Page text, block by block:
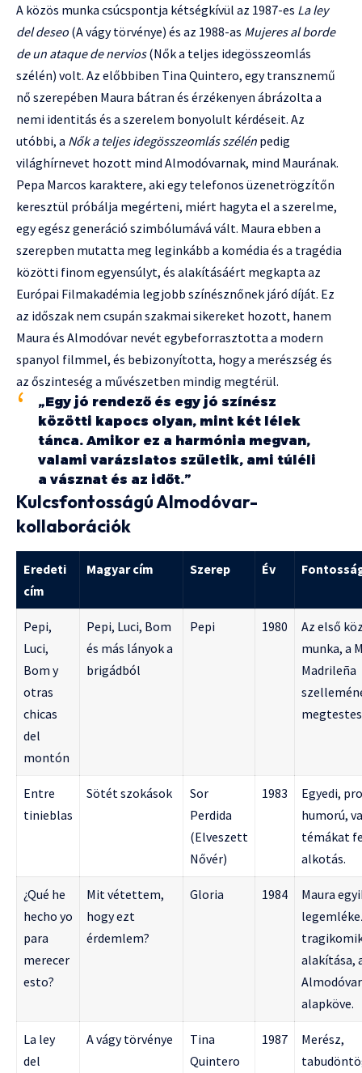
A közös munka csúcspontja kétségkívül az 1987-es La ley
del deseo (A vágy törvénye) és az 1988-as Mujeres al borde
de un ataque de nervios(Nők a teljes idegösszeomlás
szélén) volt. Az előbbiben Tina Quintero, egy transznemű
nő szerepében Maura bátran és érzékenyen ábrázolta a
nemi identitás és a szerelem bonyolult kérdéseit. Az
utóbbi, a Nők a teljes idegösszeomlás szélén pedig
világhírnevet hozott mind Almodóvarnak, mind Maurának.
Pepa Marcos karaktere, aki egy telefonos üzenetrögzítőn
keresztül próbálja megérteni, miért hagyta el a szerelme,
egy egész generáció szimbólumává vált. Maura ebben a
szerepben mutatta meg leginkább a komédia és a tragédia
közötti finom egyensúlyt, és alakításáért megkapta az
Európai Filmakadémia legjobb színésznőnek járó díját. Ez
az időszak nem csupán szakmai sikereket hozott, hanem
Maura és Almodóvar nevét egybeforrasztotta a modern
spanyol filmmel, és bebizonyította, hogy a merészség és
az őszinteség a művészetben mindig megtérül.
„Egy jó rendező és egy jó színész
közötti kapocs olyan, mint két lélek
tánca. Amikor ez a harmónia megvan,
valami varázslatos születik, ami túléli
a vásznat és az időt.”
Kulcsfontosságú Almodóvar-
kollaborációk
Eredeti
cím
Magyar cím Szerep Év
Pepi,
Luci,
Bom y
otras
chicas
del
montón
Pepi, Luci, Bom
és más lányok a
brigádból
Pepi 1980
Az első
munka, a
Madrileña
Entre
tinieblas
Sötét szokások
Sor
Perdida
(Elveszett
Nővér)
1983
Egyedi,
humorú,
témákat
alkotás.
¿Qué he
hecho yo
para
merecer
esto?
Mit vétettem,
hogy ezt
érdemlem?
Gloria 1984
Maura
alakítása,
alapköve.
La ley
del
A vágy törvénye
Tina
Quintero
1987
Merész,